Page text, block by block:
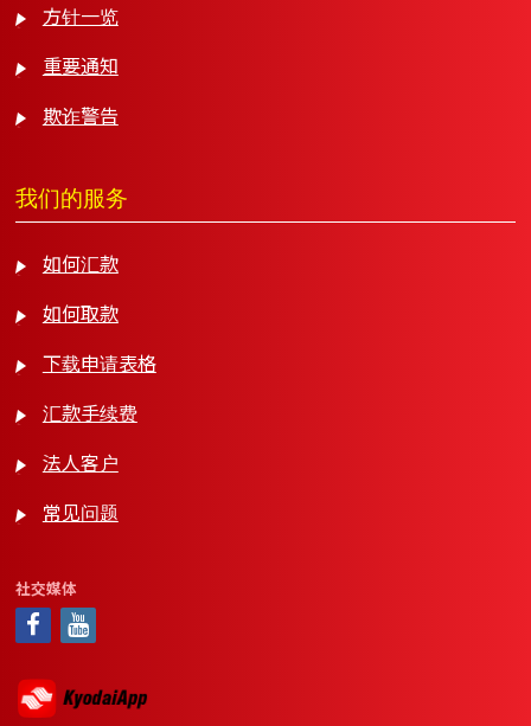
方针一览
重要通知
欺诈警告
我们的服务
如何汇款
如何取款
下载申请表格
汇款手续费
法人客户
常见问题
社交媒体